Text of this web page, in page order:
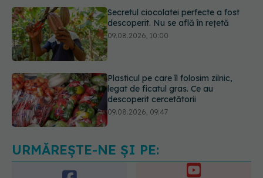
Plasticul pe care îl folosim zilnic,
legat de ficatul gras. Ce au
Mai trebuie să numărăm caloriile ca
să slăbim? Ce se schimbă în era
medicamentelor GLP-1
URMĂREȘTE-NE ȘI PE: